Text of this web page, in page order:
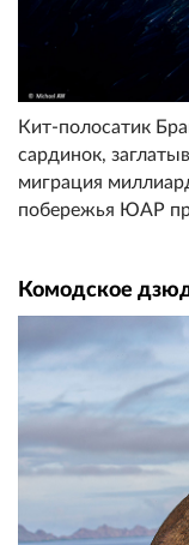
Кит-полосатик
сардинок,
миграция
побережья ЮАР
Комодское